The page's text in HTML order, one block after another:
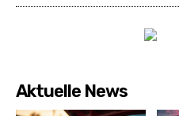
Aktuelle News